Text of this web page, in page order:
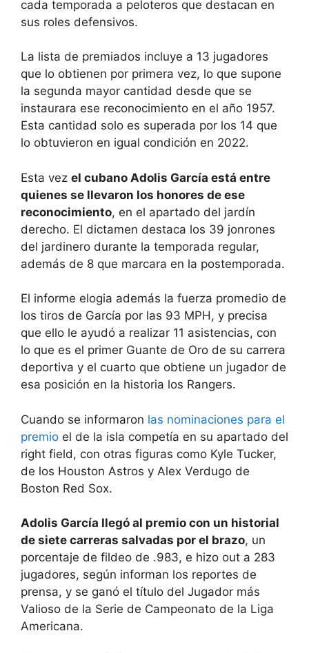
cada temporada a peloteros que destacan en
sus roles defensivos.
La lista de premiados incluye a 13 jugadores
que lo obtienen por primera vez, lo que supone
la segunda mayor cantidad desde que se
instaurara ese reconocimiento en el año 1957.
Esta cantidad solo es superada por los 14 que
lo obtuvieron en igual condición en 2022.
Esta vez el cubano Adolis García está entre
quienes se llevaron los honores de ese
reconocimiento, en el apartado del jardín
derecho. El dictamen destaca los 39 jonrones
del jardinero durante la temporada regular,
además de 8 que marcara en la postemporada.
El informe elogia además la fuerza promedio de
los tiros de García por las 93 MPH, y precisa
que ello le ayudó a realizar 11 asistencias, con
lo que es el primer Guante de Oro de su carrera
deportiva y el cuarto que obtiene un jugador de
esa posición en la historia los Rangers.
Cuando se informaron las nominaciones para el
premio el de la isla competía en su apartado del
right field, con otras figuras como Kyle Tucker,
de los Houston Astros y Alex Verdugo de
Boston Red Sox.
Adolis García llegó al premio con un historial
de siete carreras salvadas por el brazo, un
porcentaje de fildeo de .983, e hizo out a 283
jugadores, según informan los reportes de
prensa, y se ganó el título del Jugador más
Valioso de la Serie de Campeonato de la Liga
Americana.